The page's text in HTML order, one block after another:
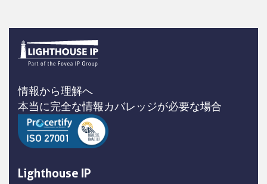
情報から理解へ
本当に完全な情報カバレッジが必要な場合
Lighthouse IP